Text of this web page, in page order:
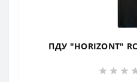
ПДУ "HORIZONT"